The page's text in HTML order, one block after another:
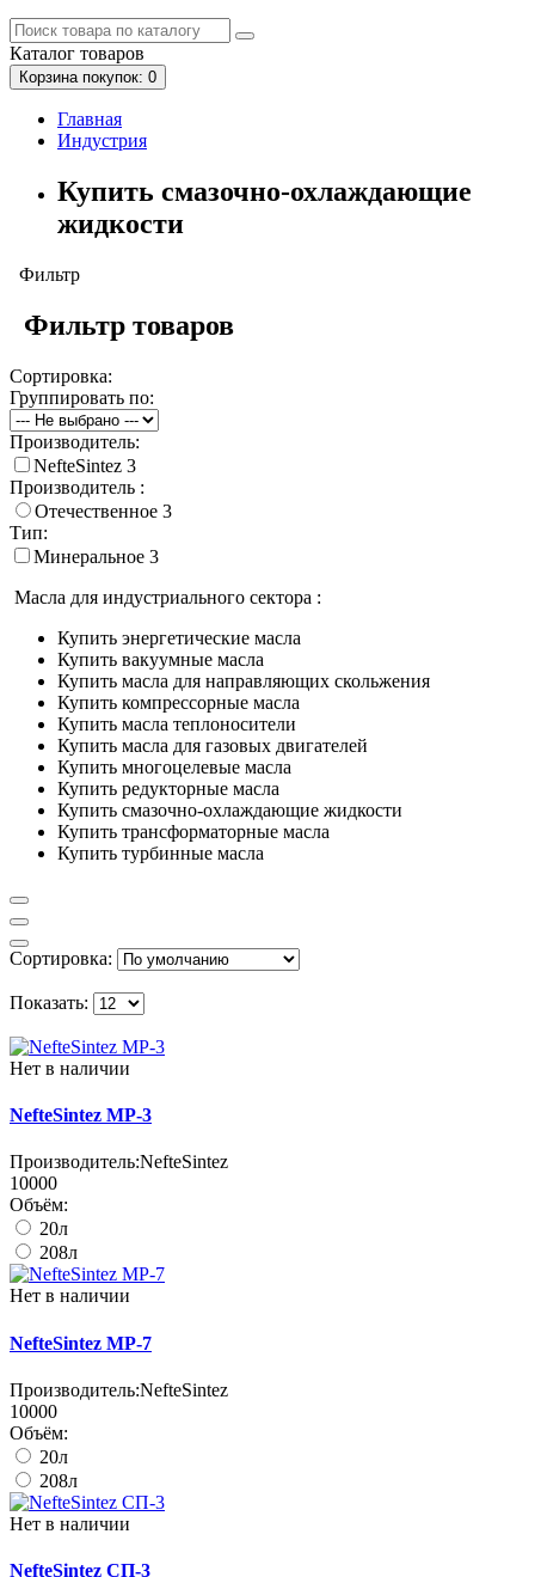
Каталог товаров
Корзинапокупок: 0
Главная
Индустрия
Купить смазочно-охлаждающие
жидкости
Фильтр
Фильтр товаров
Сортировка:
Группировать по:
Производитель:
NefteSintez 3
Производитель :
Отечественное 3
Тип:
Минеральное 3
Масла для индустриального сектора :
Купить энергетические масла
Купить вакуумные масла
Купить масла для направляющих скольжения
Купить компрессорные масла
Купить масла теплоносители
Купить масла для газовых двигателей
Купить многоцелевые масла
Купить редукторные масла
Купить смазочно-охлаждающие жидкости
Купить трансформаторные масла
Купить турбинные масла
Сортировка:
Показать:
Нет в наличии
NefteSintez МР-3
Производитель:NefteSintez
10000
Объём:
20л
208л
Нет в наличии
NefteSintez МР-7
Производитель:NefteSintez
10000
Объём:
20л
208л
Нет в наличии
NefteSintez СП-3